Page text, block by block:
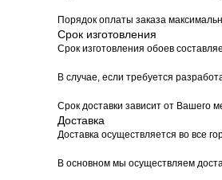
Порядок оплаты заказа
Срок изготовления
Срок изготовления обоев
В случае, если требуется
Срок доставки зависит от Вашего
Доставка
Доставка осуществляется во все
В основном мы осуществляем